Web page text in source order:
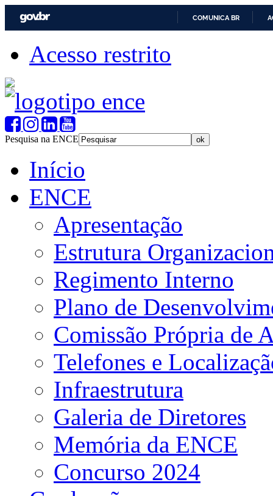
COMUNICA BR
Acesso restrito
Pesquisa na ENCE
Início
ENCE
Apresentação
Estrutura
Regimento Interno
Plano de
Comissão Própria de
Telefones e
Infraestrutura
Galeria de Diretores
Memória da ENCE
Concurso 2024